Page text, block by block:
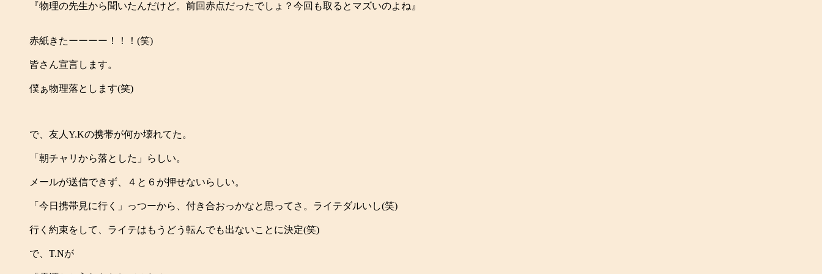
『物理の先生から聞いたんだけど。前回赤点だったでしょ？今回も取るとマズいのよね』
赤紙きたーーーー！！！(笑)
皆さん宣言します。
僕ぁ物理落とします(笑)
で、友人Y.Kの携帯が何か壊れてた。
「朝チャリから落とした」らしい。
メールが送信できず、４と６が押せないらしい。
「今日携帯見に行く」っつーから、付き合おっかなと思ってさ。ライテダルいし(笑)
行く約束をして、ライテはもうどう転んでも出ないことに決定(笑)
で、T.Nが